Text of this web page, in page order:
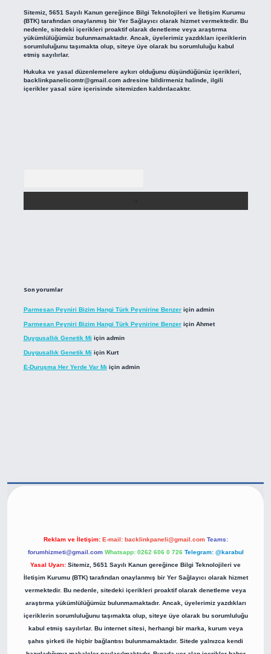
Sitemiz, 5651 Sayılı Kanun gereğince Bilgi Teknolojileri ve İletişim Kurumu
(BTK) tarafından onaylanmış bir Yer Sağlayıcı olarak hizmet vermektedir. Bu
nedenle, sitedeki içerikleri proaktif olarak denetleme veya araştırma
yükümlülüğümüz bulunmamaktadır. Ancak, üyelerimiz yazdıkları içeriklerin
sorumluluğunu taşımakta olup, siteye üye olarak bu sorumluluğu kabul
etmiş sayılırlar.
Hukuka ve yasal düzenlemelere aykırı olduğunu düşündüğünüz içerikleri,
backlinkpanelicomtr@gmail.comadresine bildirmeniz halinde, ilgili
içerikler yasal süre içerisinde sitemizden kaldırılacaktır.
Son yorumlar
Parmesan Peyniri Bizim Hangi Türk Peynirine Benzeriçin admin
Parmesan Peyniri Bizim Hangi Türk Peynirine Benzeriçin Ahmet
Duygusallık Genetik Mi için admin
Duygusallık Genetik Mi için Kurt
E-Duruşma Her Yerde Var Mı için admin
Reklam ve İletişim: E-mail: backlinkpaneli@gmail.com Teams:
forumhizmeti@gmail.com Whatsapp: 0262 606 0 726 Telegram: @karabul
Yasal Uyarı: Sitemiz, 5651 Sayılı Kanun gereğince Bilgi Teknolojileri ve
İletişim Kurumu (BTK) tarafından onaylanmış bir Yer Sağlayıcı olarak hizmet
vermektedir. Bu nedenle, sitedeki içerikleri proaktif olarak denetleme veya
araştırma yükümlülüğümüz bulunmamaktadır. Ancak, üyelerimiz yazdıkları
içeriklerin sorumluluğunu taşımakta olup, siteye üye olarak bu sorumluluğu
kabul etmiş sayılırlar. Bu internet sitesi, herhangi bir marka, kurum veya
şahıs şirketi ile hiçbir bağlantısı bulunmamaktadır. Sitede yalnızca kendi